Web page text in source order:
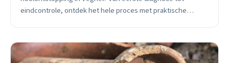
eindcontrole, ontdek het hele proces met praktische